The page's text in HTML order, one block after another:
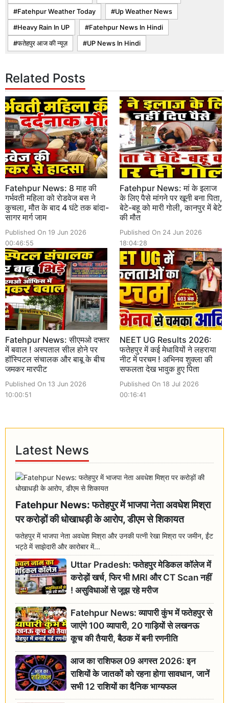
Fatehpur Weather Today Up Weather News
Heavy Rain In UP Fatehpur News In Hindi
फतेहपुर आज की न्यूज़ UP News In Hindi
Related Posts
Fatehpur News: 8 माह की
गर्भवती महिला को रोडवेज बस ने
कुचला, मौत के बाद 4 घंटे तक बांदा-
सागर मार्ग जाम
Published On 19 Jun 2026
00:46:55
Fatehpur News: मां के इलाज
के लिए पैसे मांगने पर खूनी बना पिता,
बेटे-बहू को मारी गोली, कानपुर में बेटे
की मौत
Published On 24 Jun 2026
18:04:28
Fatehpur News: सीएमओ दफ्तर
में बवाल ! अस्पताल सील होने पर
हॉस्पिटल संचालक और बाबू के बीच
जमकर मारपीट
Published On 13 Jun 2026
10:00:51
NEET UG Results 2026:
फतेहपुर में कई मेधावियों ने लहराया
नीट में परचम ! अभिनव शुक्ला की
सफलता देख भावुक हुए पिता
Published On 18 Jul 2026
00:16:41
Latest News
Fatehpur News: फतेहपुर में भाजपा नेता अवधेश मिश्रा
पर करोड़ों की धोखाधड़ी के आरोप, डीएम से शिकायत
फतेहपुर में भाजपा नेता अवधेश मिश्रा और उनकी पत्नी रेखा मिश्रा पर जमीन, ईंट
भट्ठे में साझेदारी और कारोबार में...
Uttar Pradesh: फतेहपुर मेडिकल कॉलेज में
करोड़ों खर्च, फिर भी MRI और CT Scan नहीं
! असुविधाओं से जूझ रहे मरीज
Fatehpur News: व्यापारी कुंभ में फतेहपुर से
जाएंगे 100 व्यापारी, 20 गाड़ियों से लखनऊ
कूच की तैयारी, बैठक में बनी रणनीति
आज का राशिफल 09 अगस्त 2026: इन
राशियों के जातकों को रहना होगा सावधान, जानें
सभी 12 राशियों का दैनिक भाग्यफल